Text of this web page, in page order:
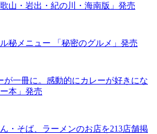
山・岩出・紀の川・海南版」発売
秘メニュー 「秘密のグルメ」発売
が一冊に。感動的にカレーが好きにな
本」発売
・そば、ラーメンのお店を213店舗掲